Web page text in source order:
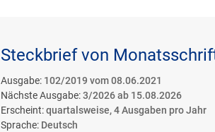
Steckbrief von
Ausgabe: 102/2019 vom 08.06.2021
Nächste Ausgabe:3/2026 ab 15.08.2026
Erscheint:quartalsweise, 4 Ausgaben pro Jahr
Sprache: Deutsch